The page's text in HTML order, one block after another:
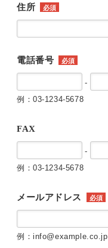
住所 必須
電話番号 必須
-
例：03-1234-5678
FAX
-
例：03-1234-5678
メールアドレス 必須
例：info@example.co.jp